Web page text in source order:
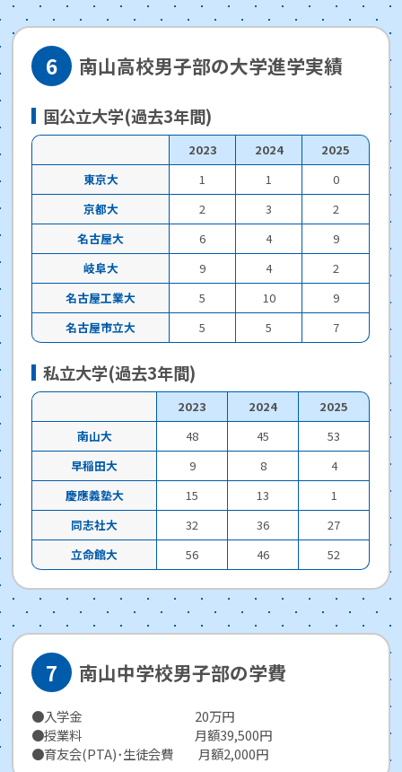
南山高校男子部の大学進学実績
国公立大学(過去3年間)
2023 2024
2025
東京大
1 1
0
京都大
2 3
2
名古屋大
6 4
9
岐阜大
9 4
2
名古屋工業大
5 10
9
名古屋市立大
5 5 7
私立大学(過去3年間)
2023 2024
2025
南山大
48 45
53
早稲田大
9 8
4
慶應義塾大
15 13
1
同志社大
32 36
27
立命館大
56 46 52
南山中学校男子部の学費
●入学金 20万円
●授業料 月額39,500円
●育友会(PTA)･生徒会費 月額2,000円